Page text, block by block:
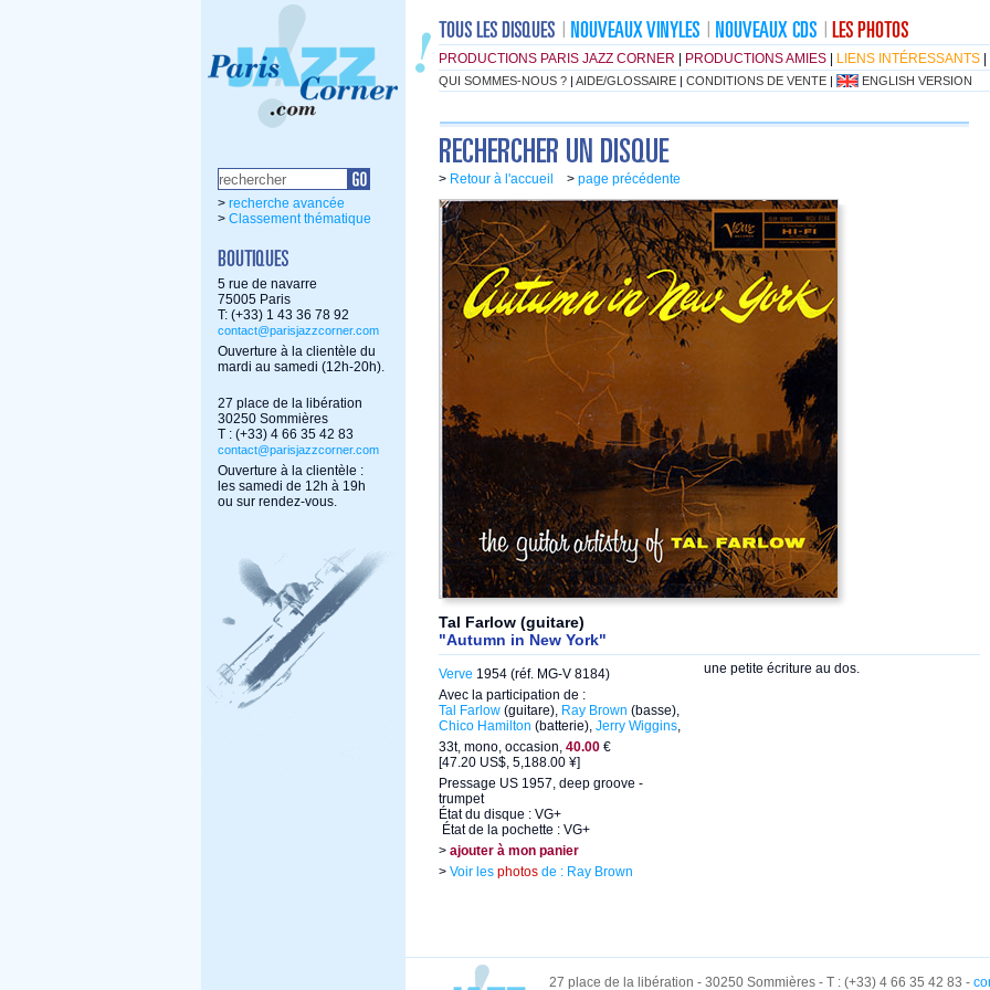
PRODUCTIONS PARIS JAZZ CORNER PRODUCTIONS AMIES LIENS INTÉRESSANTS
QUI SOMMES-NOUS ? | AIDE/GLOSSAIRE | CONDITIONS DE VENTE | ENGLISH VERSION
> recherche avancée
> Classement thématique
5 rue de navarre
75005 Paris
T: (+33) 1 43 36 78 92
contact@parisjazzcorner.com
Ouverture à la clientèle du
mardi au samedi (12h-20h).
27 place de la libération
30250 Sommières
T : (+33) 4 66 35 42 83
contact@parisjazzcorner.com
Ouverture à la clientèle :
les samedi de 12h à 19h
ou sur rendez-vous.
> Retour à l'accueil > page précédente
Tal Farlow (guitare)
"Autumn in New York"
Verve 1954 (réf. MG-V 8184)
Avec la participation de :
Tal Farlow (guitare), Ray Brown (basse),
Chico Hamilton (batterie), Jerry Wiggins,
33t, mono, occasion, 40.00 €
[47.20 US$, 5,188.00 ¥]
Pressage US 1957, deep groove -
trumpet
État du disque : VG+
État de la pochette : VG+
> ajouter à mon panier
> Voir les photos de : Ray Brown
une petite écriture au dos.
27 place de la libération - 30250 Sommières - T : (+33) 4 66 35 42 83 -